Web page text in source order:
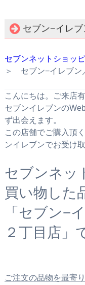
セブン−イレブ
セブンネットショッ
＞ セブン−イレブン
こんにちは。ご来店
セブンイレブンの
ず出会えます。
この店舗でご購入頂
ンイレブンでお受け
セブンネッ
買い物した
「セブン−
２丁目店」
ご注文の品物を最寄